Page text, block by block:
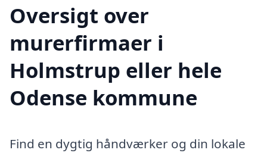
Oversigt over
murerfirmaer i
Holmstrup eller hele
Odense kommune
Find en dygtig håndværker og din lokale